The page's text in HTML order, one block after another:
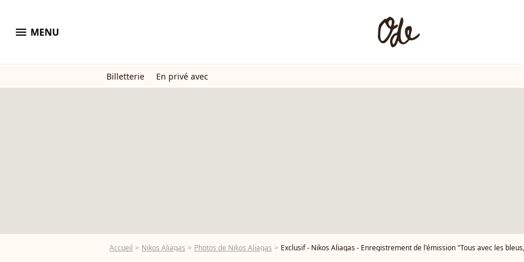
menu MENU
Billetterie En privé avec
Accueil Nikos Aliagas Photos de Nikos Aliagas Exclusif - Nikos Aliagas - Enregistrement de l'émission "Tous avec les bleus, le concert événement", diffusée en direct sur TF1 le 12 octobre 2023, au Village Rugby, place de la Concorde, à Paris En direct du Village Rugby, un concert